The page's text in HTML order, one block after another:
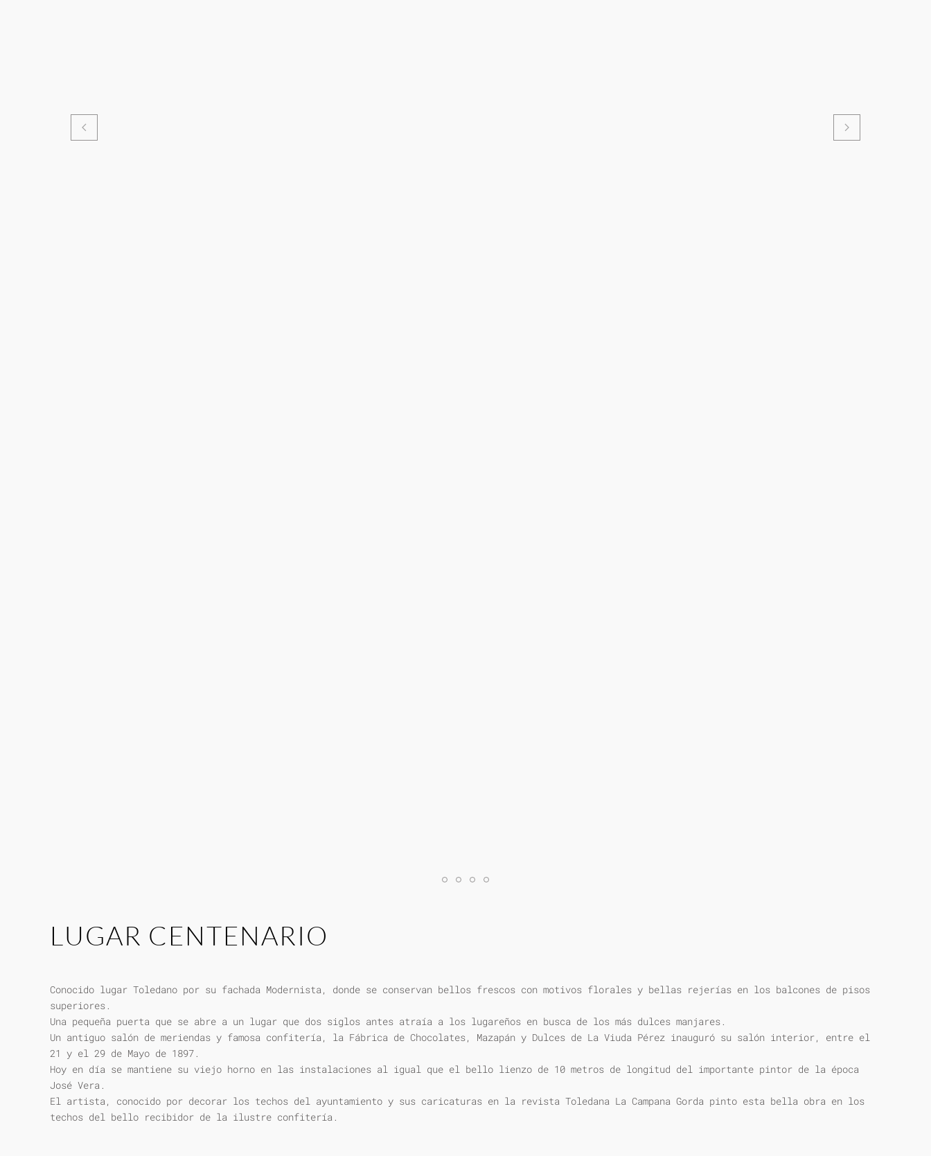
LUGAR CENTENARIO
Conocido lugar Toledano por su fachada Modernista, donde se conservan bellos frescos con motivos florales y bellas rejerías en los balcones de pisos
superiores.
Una pequeña puerta que se abre a un lugar que dos siglos antes atraía a los lugareños en busca de los más dulces manjares.
Un antiguo salón de meriendas y famosa confitería, la Fábrica de Chocolates, Mazapán y Dulces de La Viuda Pérez inauguró su salón interior, entre el
21 y el 29 de Mayo de 1897.
Hoy en día se mantiene su viejo horno en las instalaciones al igual que el bello lienzo de 10 metros de longitud del importante pintor de la época
José Vera.
El artista, conocido por decorar los techos del ayuntamiento y sus caricaturas en la revista Toledana La Campana Gorda pinto esta bella obra en los
techos del bello recibidor de la ilustre confitería.